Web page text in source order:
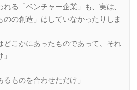
る「ベンチャー企業」も、実は、
のの創造」はしていなかったりしま
どこかにあったものであって、それ
るものを合わせただけ」